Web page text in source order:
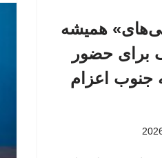
همیشه
برای حضور
جنوب اعزام